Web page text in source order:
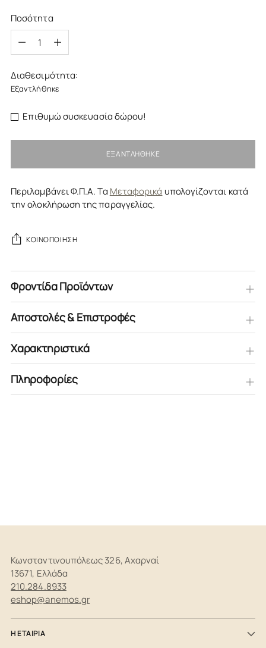
Ποσότητα
Ποσότητα
Διαθεσιμότητα:
Εξαντλήθηκε
Επιθυμώ συσκευασία δώρου!
ΕΞΑΝΤΛΉΘΗΚΕ
Περιλαμβάνει Φ.Π.Α. Τα Μεταφορικά υπολογίζονται κατά
την ολοκλήρωση της παραγγελίας.
ΚΟΙΝΟΠΟΊΗΣΗ
Φροντίδα Προϊόντων
Αποστολές & Επιστροφές
Χαρακτηριστικά
Πληροφορίες
Κωνσταντινουπόλεως 326, Αχαρναί
13671, Ελλάδα
210.284.8933
eshop@anemos.gr
Η ΕΤΑΙΡΙΑ